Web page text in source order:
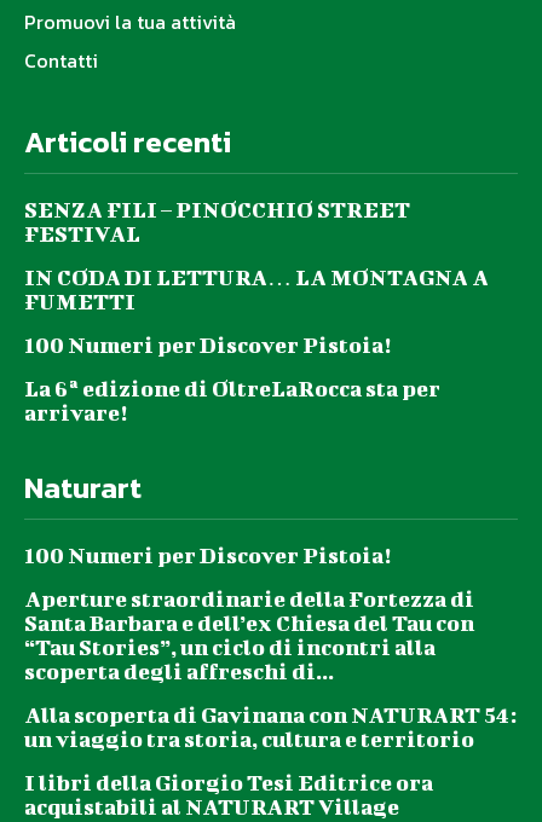
Promuovi la tua attività
Contatti
Articoli recenti
SENZA FILI – PINOCCHIO STREET
FESTIVAL
IN CODA DI LETTURA… LA MONTAGNA A
FUMETTI
100 Numeri per Discover Pistoia!
La 6ª edizione di OltreLaRocca sta per
arrivare!
Naturart
100 Numeri per Discover Pistoia!
Aperture straordinarie della Fortezza di
Santa Barbara e dell’ex Chiesa del Tau con
“Tau Stories”, un ciclo di incontri alla
scoperta degli affreschi di...
Alla scoperta di Gavinana con NATURART 54:
un viaggio tra storia, cultura e territorio
I libri della Giorgio Tesi Editrice ora
acquistabili al NATURART Village